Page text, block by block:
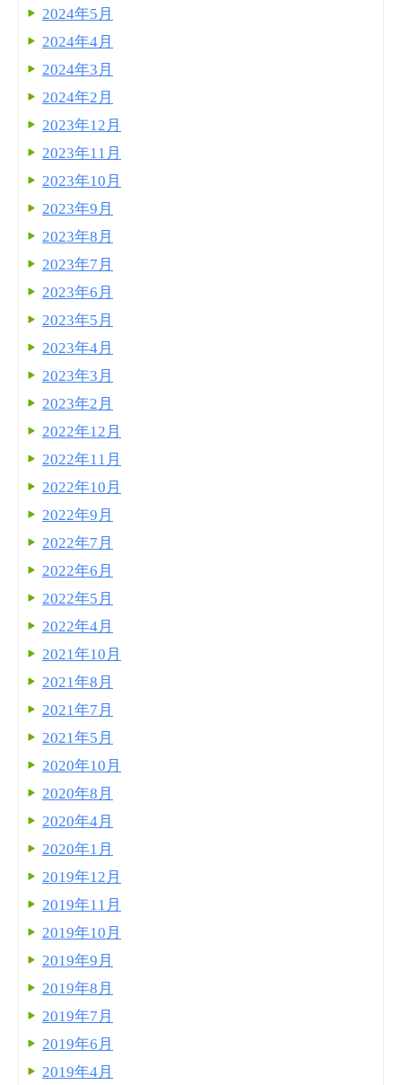
2024年5月
2024年4月
2024年3月
2024年2月
2023年12月
2023年11月
2023年10月
2023年9月
2023年8月
2023年7月
2023年6月
2023年5月
2023年4月
2023年3月
2023年2月
2022年12月
2022年11月
2022年10月
2022年9月
2022年7月
2022年6月
2022年5月
2022年4月
2021年10月
2021年8月
2021年7月
2021年5月
2020年10月
2020年8月
2020年4月
2020年1月
2019年12月
2019年11月
2019年10月
2019年9月
2019年8月
2019年7月
2019年6月
2019年4月